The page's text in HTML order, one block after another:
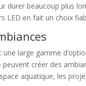
durer beaucoup plus
LED en fait un choix
large gamme
créer des
aquatique, les